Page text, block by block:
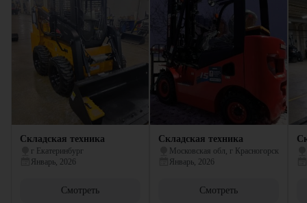
Складская техника
г Екатеринбург
Январь, 2026
Смотреть
Складская техника
Московская обл, г Красногорск
Январь, 2026
Смотреть